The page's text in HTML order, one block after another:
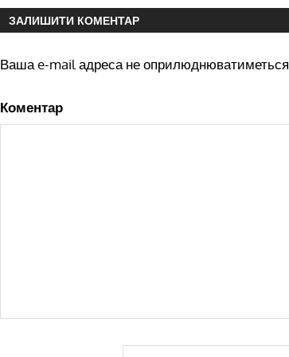
ЗАЛИШИТИ КОМЕНТАР
Ваша e-mail адреса не оприлюднюватиметься.
Коментар